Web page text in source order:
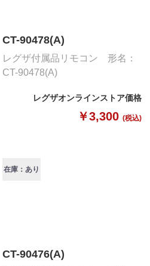
CT-90478(A)
レグザ付属品リモコン 形名：
CT-90478(A)
レグザオンラインストア価格
￥3,300 (税込)
在庫：あり
CT-90476(A)